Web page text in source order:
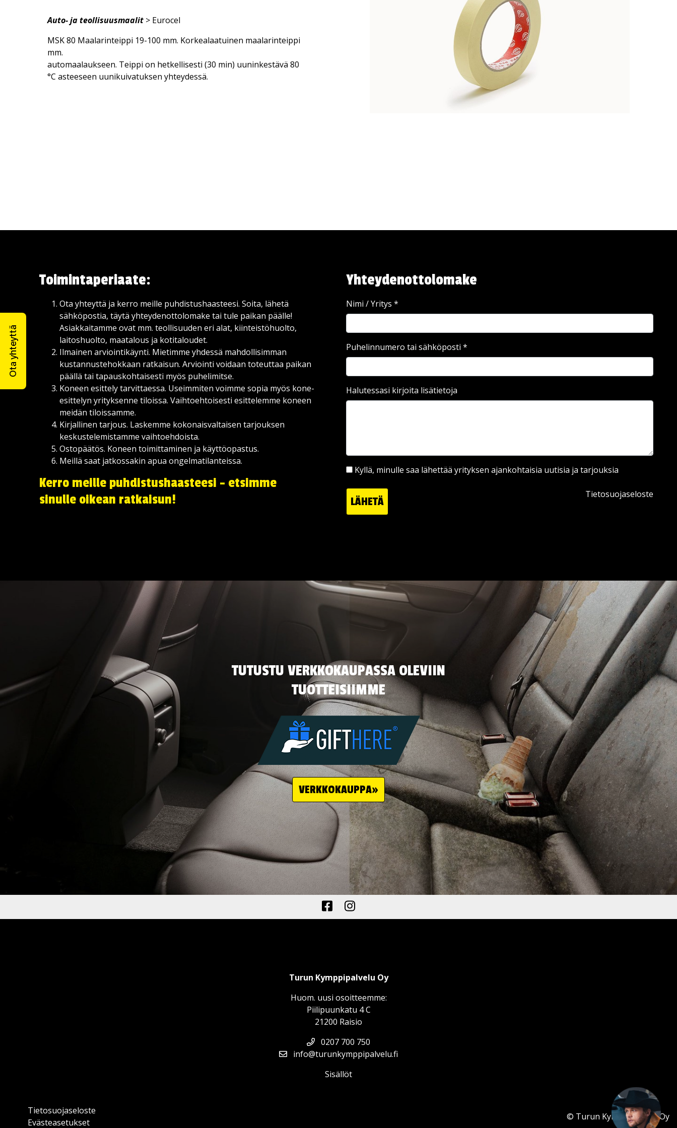
Ota yhteyttä
Auto- ja teollisuusmaalit > Eurocel
MSK 80 Maalarinteippi 19-100 mm. Korkealaatuinen maalarinteippi
mm.
automaalaukseen. Teippi on hetkellisesti (30 min) uuninkestävä 80
°C asteeseen uunikuivatuksen yhteydessä.
Toimintaperiaate:
Ota yhteyttä ja kerro meille puhdistushaasteesi. Soita, lähetä
sähköpostia, täytä yhteydenottolomake tai tule paikan päälle!
Asiakkaitamme ovat mm. teollisuuden eri alat, kiinteistöhuolto,
laitoshuolto, maatalous ja kotitaloudet.
Ilmainen arviointikäynti. Mietimme yhdessä mahdollisimman
kustannustehokkaan ratkaisun. Arviointi voidaan toteuttaa paikan
päällä tai tapauskohtaisesti myös puhelimitse.
Koneen esittely tarvittaessa. Useimmiten voimme sopia myös kone-
esittelyn yrityksenne tiloissa. Vaihtoehtoisesti esittelemme koneen
meidän tiloissamme.
Kirjallinen tarjous. Laskemme kokonaisvaltaisen tarjouksen
keskustelemistamme vaihtoehdoista.
Ostopäätös. Koneen toimittaminen ja käyttöopastus.
Meillä saat jatkossakin apua ongelmatilanteissa.
Kerro meille puhdistushaasteesi – etsimme
sinulle oikean ratkaisun!
Yhteydenottolomake
Nimi / Yritys *
Puhelinnumero tai sähköposti *
Halutessasi kirjoita lisätietoja
Kyllä, minulle saa lähettää yrityksen ajankohtaisia uutisia ja tarjouksia
LÄHETÄ
Tietosuojaseloste
TUTUSTU VERKKOKAUPASSA OLEVIIN
TUOTTEISIIMME
VERKKOKAUPPA»
Turun Kymppipalvelu Oy
Huom. uusi osoitteemme:
Piilipuunkatu 4 C
21200 Raisio
0207 700 750
info@turunkymppipalvelu.fi
Sisällöt
Tietosuojaseloste
Evästeasetukset
© Turun Kymppipalvelu Oy
Koch-Chemie